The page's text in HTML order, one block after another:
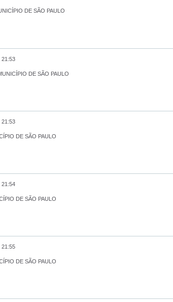
DE SÃO PAULO
21:53
DE SÃO PAULO
21:53
DE SÃO PAULO
21:54
DE SÃO PAULO
21:55
DE SÃO PAULO